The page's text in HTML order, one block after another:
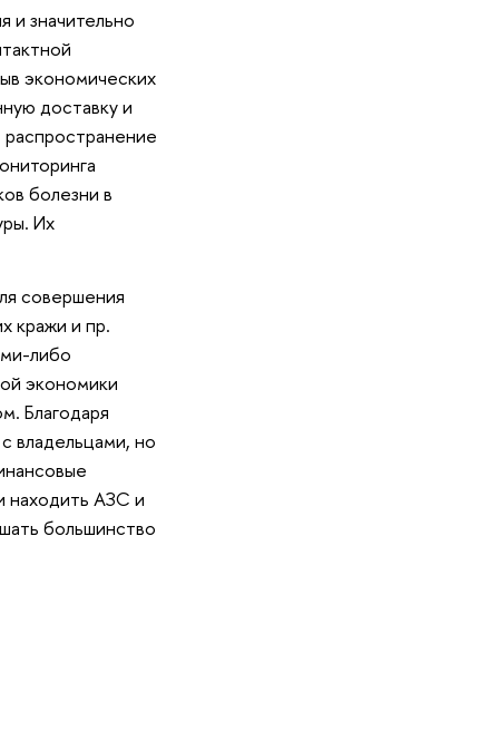
и значительно
экономических
доставку и
болезни в
Их
совершения
кражи и пр.
либо
экономики
Благодаря
владельцами, но
находить АЗС и
большинство